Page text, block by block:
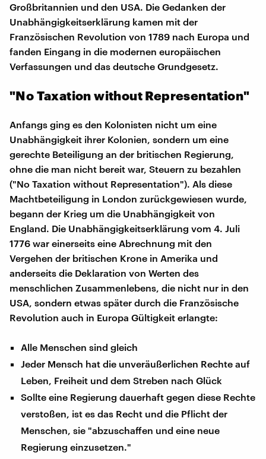
Großbritannien und den USA. Die Gedanken der
Unabhängigkeitserklärung kamen mit der
Französischen Revolution von 1789 nach Europa und
fanden Eingang in die modernen europäischen
Verfassungen und das deutsche Grundgesetz.
"No Taxation without Representation"
Anfangs ging es den Kolonisten nicht um eine
Unabhängigkeit ihrer Kolonien, sondern um eine
gerechte Beteiligung an der britischen Regierung,
ohne die man nicht bereit war, Steuern zu bezahlen
("No Taxation without Representation"). Als diese
Machtbeteiligung in London zurückgewiesen wurde,
begann der Krieg um die Unabhängigkeit von
England. Die Unabhängigkeitserklärung vom 4. Juli
1776 war einerseits eine Abrechnung mit den
Vergehen der britischen Krone in Amerika und
anderseits die Deklaration von Werten des
menschlichen Zusammenlebens, die nicht nur in den
USA, sondern etwas später durch die Französische
Revolution auch in Europa Gültigkeit erlangte:
Alle Menschen sind gleich
Jeder Mensch hat die unveräußerlichen Rechte auf
Leben, Freiheit und dem Streben nach Glück
Sollte eine Regierung dauerhaft gegen diese Rechte
verstoßen, ist es das Recht und die Pflicht der
Menschen, sie "abzuschaffen und eine neue
Regierung einzusetzen."